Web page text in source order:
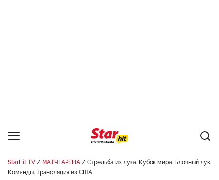
StarHit TV МАТЧ! АРЕНА
Стрельба из лука. Кубок мира. Блочный лук.
Команды. Трансляция из США